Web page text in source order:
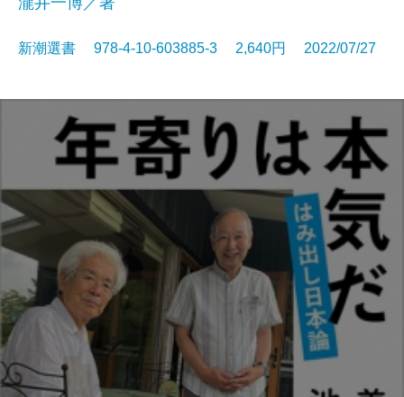
新潮選書 978-4-10-603885-3 2,640円 2022/07/27